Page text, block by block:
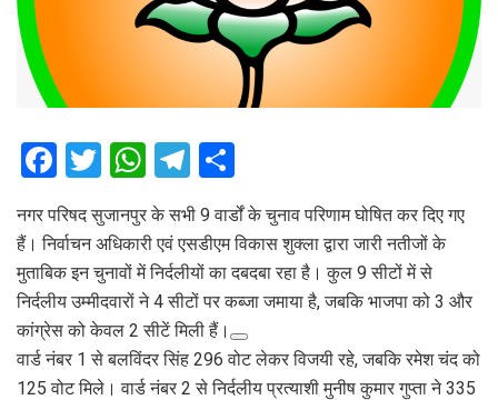
F
a
ce
b
o
o
k
T
tt
er
W
h
at
s
A
p
p
T
el
e
gr
a
m
h
ar
e
नगर परिषद सुजानपुर के सभी 9 वार्डों के चुनाव परिणाम घोषित कर दिए गए
हैं। निर्वाचन अधिकारी एवं एसडीएम विकास शुक्ला द्वारा जारी नतीजों के
मुताबिक इन चुनावों में निर्दलीयों का दबदबा रहा है। कुल 9 सीटों में से
निर्दलीय उम्मीदवारों ने 4 सीटों पर कब्जा जमाया है, जबकि भाजपा को 3 और
कांग्रेस को केवल 2 सीटें मिली हैं।
वार्ड नंबर 1 से बलविंदर सिंह 296 वोट लेकर विजयी रहे, जबकि रमेश चंद को
125 वोट मिले। वार्ड नंबर 2 से निर्दलीय प्रत्याशी मुनीष कुमार गुप्ता ने 335